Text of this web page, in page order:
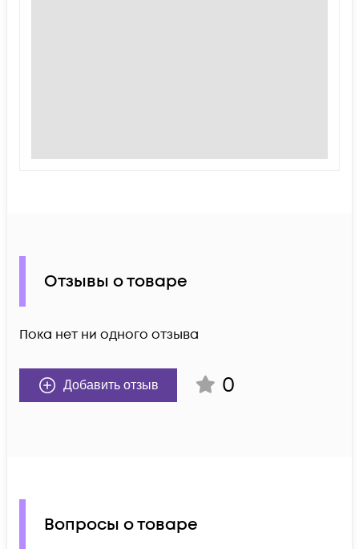
Отзывы о товаре
Пока нет ни одного отзыва
Добавить отзыв 0
Вопросы о товаре